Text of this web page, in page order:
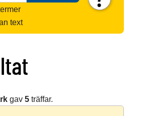
text
gav 5träffar.